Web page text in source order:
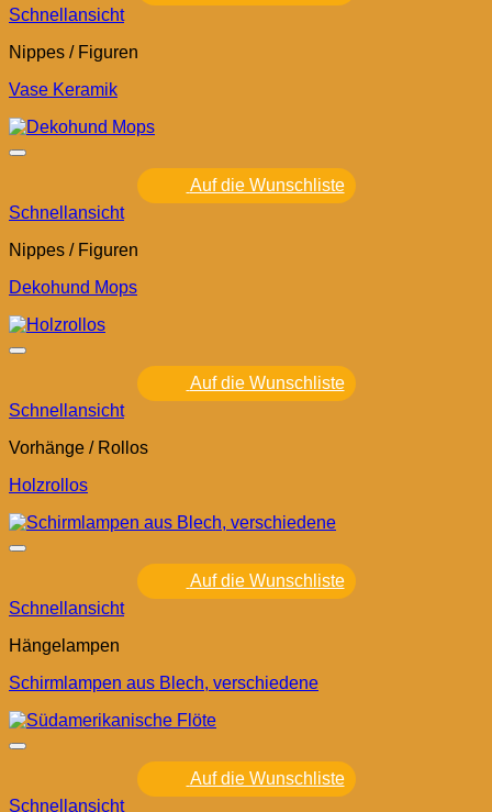
Schnellansicht
Nippes / Figuren
Vase Keramik
Auf die Wunschliste
Schnellansicht
Nippes / Figuren
Dekohund Mops
Auf die Wunschliste
Schnellansicht
Vorhänge / Rollos
Holzrollos
Auf die Wunschliste
Schnellansicht
Hängelampen
Schirmlampen aus Blech, verschiedene
Auf die Wunschliste
Schnellansicht